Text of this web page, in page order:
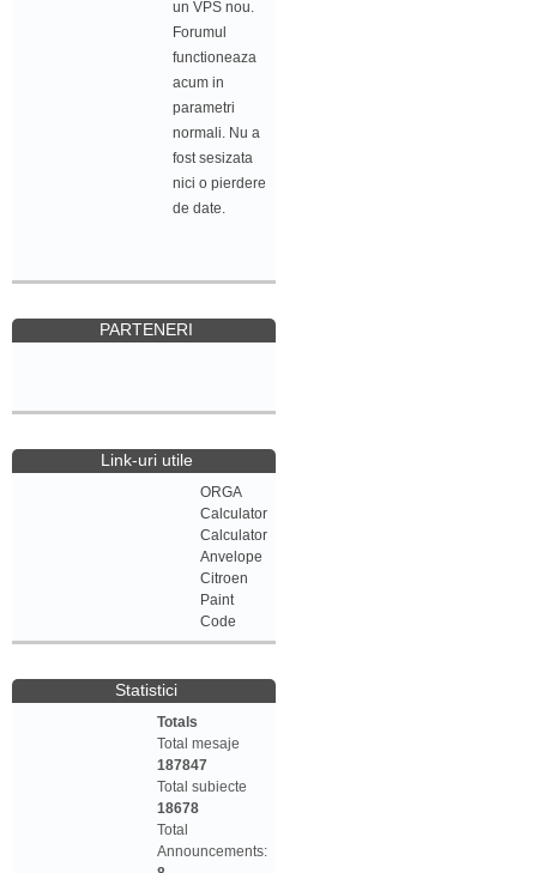
un VPS nou.
Forumul
functioneaza
acum in
parametri
normali. Nu a
fost sesizata
nici o pierdere
de date.
PARTENERI
Link-uri utile
ORGA
Calculator
Calculator
Anvelope
Citroen
Paint
Code
Statistici
Totals
Total mesaje
187847
Total subiecte
18678
Total
Announcements: